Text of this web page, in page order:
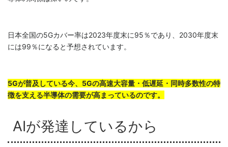
日本全国の5Gカバー率は2023年度末に95％であり、2030年度末
には99％になると予想されています。
5Gが普及している今、5Gの高速大容量・低遅延・同時多数性の特
徴を支える半導体の需要が高まっているのです。
AIが発達しているから